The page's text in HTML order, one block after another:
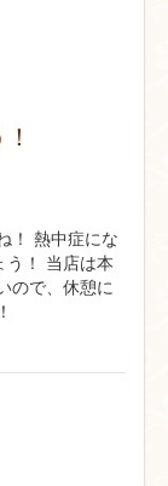
！ 熱中症にな
う！ 当店は本
ので、休憩に